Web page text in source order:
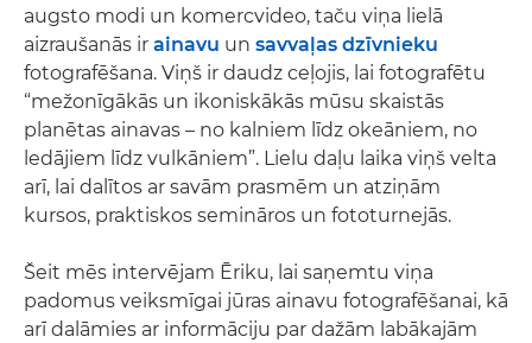
augsto modi un komercvideo, taču viņa lielā
aizraušanās ir ainavu un savvaļas dzīvnieku
fotografēšana. Viņš ir daudz ceļojis, lai fotografētu
“mežonīgākās un ikoniskākās mūsu skaistās
planētas ainavas – no kalniem līdz okeāniem, no
ledājiem līdz vulkāniem”. Lielu daļu laika viņš velta
arī, lai dalītos ar savām prasmēm un atziņām
kursos, praktiskos semināros un fototurnejās.
Šeit mēs intervējam Ēriku, lai saņemtu viņa
padomus veiksmīgai jūras ainavu fotografēšanai, kā
arī dalāmies ar informāciju par dažām labākajām